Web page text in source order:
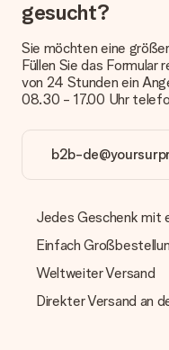
anbieten. Das
oder Päckchen geliefert
Kundenservice.
Zahlung
Wie kann ich meine
Wir bieten die
mit normaler
Kreditkarte oder auf
Geschenks jedoch um 3
Geschenk
Was, wenn das
erfüllt?
gesucht?
Sie möchten eine
Füllen Sie das Formular
von 24 Stunden ein
08.30 - 17.00 Uhr
b2b-
Jedes Geschenk mit
Einfach
Weltweiter Versand
Direkter Versand an